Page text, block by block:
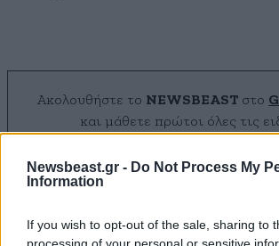
Newsbeast.gr - Do Not Process My
Information
If you wish to opt-out of the sale, sharing to
processing of your personal or sensitive
Ακολουθήστε το NEWSBEAST στο
και μάθετε πρώτοι όλες τις